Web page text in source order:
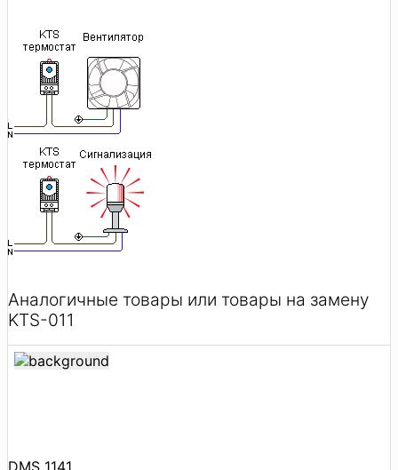
Аналогичные товары или товары на замену
KTS-011